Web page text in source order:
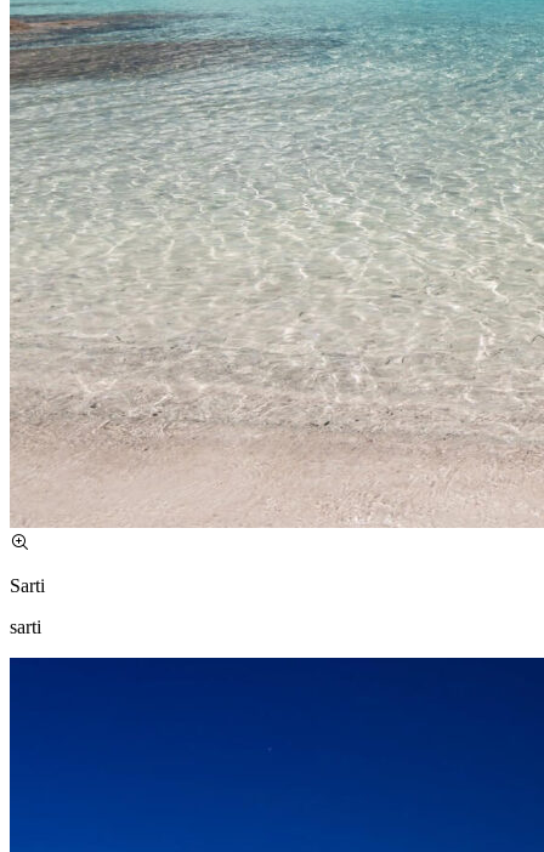
Sarti
sarti